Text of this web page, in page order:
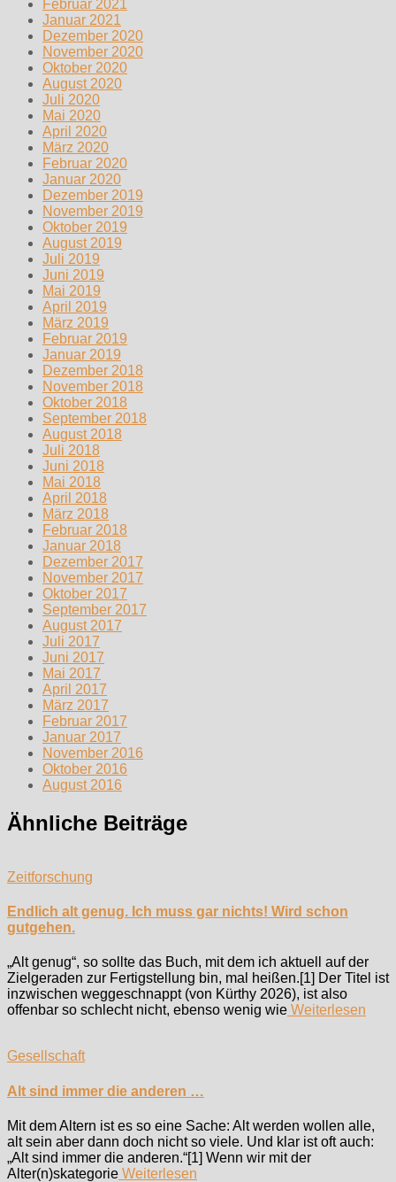
Februar 2021
Januar 2021
Dezember 2020
November 2020
Oktober 2020
August 2020
Juli 2020
Mai 2020
April 2020
März 2020
Februar 2020
Januar 2020
Dezember 2019
November 2019
Oktober 2019
August 2019
Juli 2019
Juni 2019
Mai 2019
April 2019
März 2019
Februar 2019
Januar 2019
Dezember 2018
November 2018
Oktober 2018
September 2018
August 2018
Juli 2018
Juni 2018
Mai 2018
April 2018
März 2018
Februar 2018
Januar 2018
Dezember 2017
November 2017
Oktober 2017
September 2017
August 2017
Juli 2017
Juni 2017
Mai 2017
April 2017
März 2017
Februar 2017
Januar 2017
November 2016
Oktober 2016
August 2016
Ähnliche Beiträge
Zeitforschung
Endlich alt genug. Ich muss gar nichts! Wird schon
gutgehen.
„Alt genug“, so sollte das Buch, mit dem ich aktuell auf der
Zielgeraden zur Fertigstellung bin, mal heißen.[1] Der Titel ist
inzwischen weggeschnappt (von Kürthy 2026), ist also
offenbar so schlecht nicht, ebenso wenig wie Weiterlesen
Gesellschaft
Alt sind immer die anderen …
Mit dem Altern ist es so eine Sache: Alt werden wollen alle,
alt sein aber dann doch nicht so viele. Und klar ist oft auch:
„Alt sind immer die anderen.“[1] Wenn wir mit der
Alter(n)skategorie Weiterlesen